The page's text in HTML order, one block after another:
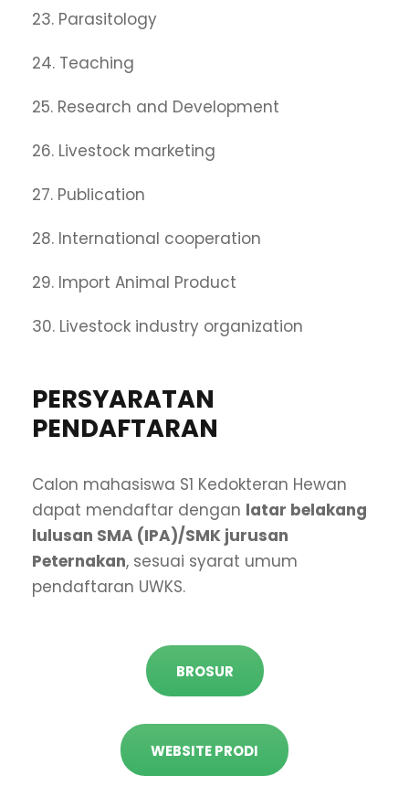
23. Parasitology
24. Teaching
25. Research and Development
26. Livestock marketing
27. Publication
28. International cooperation
29. Import Animal Product
30. Livestock industry organization
PERSYARATAN
PENDAFTARAN
Calon mahasiswa S1 Kedokteran Hewan
dapat mendaftar dengan latar belakang
lulusan SMA (IPA)/SMK jurusan
Peternakan, sesuai syarat umum
pendaftaran UWKS.
BROSUR
WEBSITE PRODI